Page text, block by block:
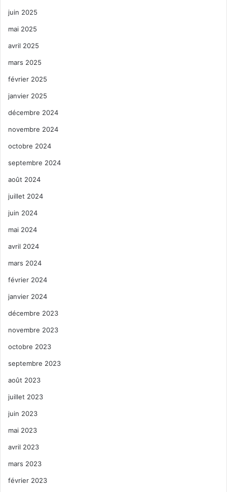
juin 2025
mai 2025
avril 2025
mars 2025
février 2025
janvier 2025
décembre 2024
novembre 2024
octobre 2024
septembre 2024
août 2024
juillet 2024
juin 2024
mai 2024
avril 2024
mars 2024
février 2024
janvier 2024
décembre 2023
novembre 2023
octobre 2023
septembre 2023
août 2023
juillet 2023
juin 2023
mai 2023
avril 2023
mars 2023
février 2023